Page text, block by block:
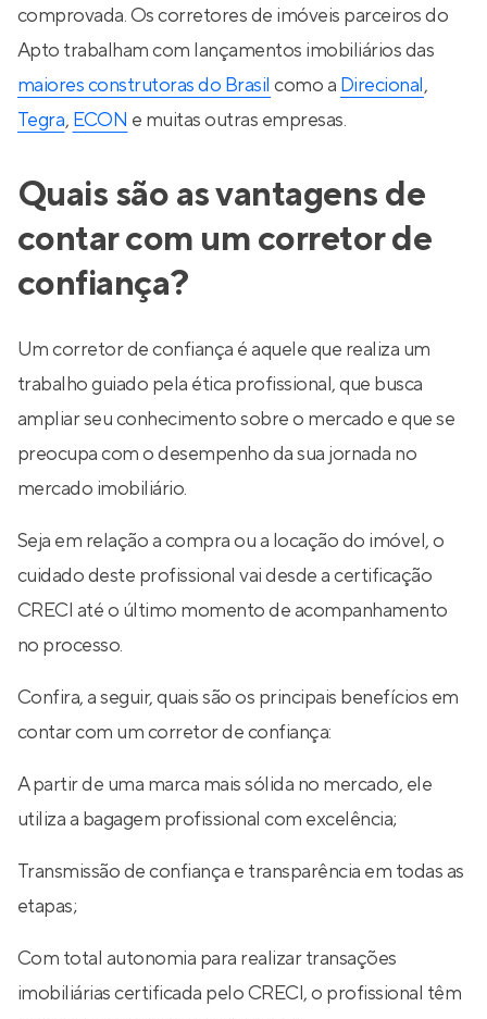
comprovada. Os corretores de imóveis parceiros do
Apto trabalham com lançamentos imobiliários das
maiores construtoras do Brasil como a Direcional,
Tegra, ECON e muitas outras empresas.
Quais são as vantagens de
contar com um corretor de
confiança?
Um corretor de confiança é aquele que realiza um
trabalho guiado pela ética profissional, que busca
ampliar seu conhecimento sobre o mercado e que se
preocupa com o desempenho da sua jornada no
mercado imobiliário.
Seja em relação a compra ou a locação do imóvel, o
cuidado deste profissional vai desde a certificação
CRECI até o último momento de acompanhamento
no processo.
Confira, a seguir, quais são os principais benefícios em
contar com um corretor de confiança:
A partir de uma marca mais sólida no mercado, ele
utiliza a bagagem profissional com excelência;
Transmissão de confiança e transparência em todas as
etapas;
Com total autonomia para realizar transações
imobiliárias certificada pelo CRECI, o profissional têm